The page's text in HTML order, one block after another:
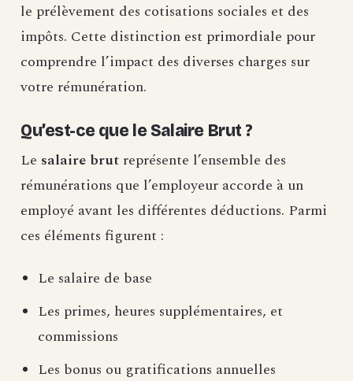
le prélèvement des cotisations sociales et des
impôts. Cette distinction est primordiale pour
comprendre l’impact des diverses charges sur
votre rémunération.
Qu’est-ce que le Salaire Brut ?
Le salaire brut représente l’ensemble des
rémunérations que l’employeur accorde à un
employé avant les différentes déductions. Parmi
ces éléments figurent :
Le salaire de base
Les primes, heures supplémentaires, et
commissions
Les bonus ou gratifications annuelles